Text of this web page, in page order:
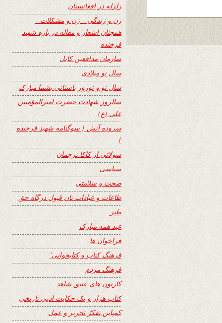
زلزله در افغانستان
زن و زندگی – زن و مشکلات –
همچنان اشعار و مقاله در باره شهید
فرخنده
سازمان مدافعین کابل
سال نو میلادی
سال نو و نوروز باستانی بشما مبارک
سالروز شهادت حضرت امیرالمؤمنین
علی (ع)
سروده آتش { سوگنامه شهید فرخنده
}
سولاتی از کاکا ترجمان
سیاسی
صحت و سلامتی
طاعات و عبادات تان قبول درگاه حق
طنز
عید همه مبارک
فراخوان ها
فرهنگ کتاب و کتابخوانی٬
فرهنگ مردم
کارتون های عتیق شاهد
کتاب هزار و یک حکایت ادبی تاریخی
کمپاین تفکرُ تحریر و عمل